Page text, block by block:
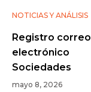
NOTICIAS Y ANÁLISIS
Registro correo
electrónico
Sociedades
mayo 8, 2026